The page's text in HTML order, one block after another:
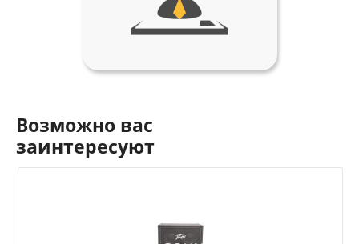
Возможно вас
заинтересуют